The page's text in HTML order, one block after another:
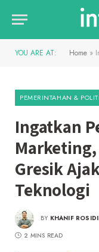
YOU ARE AT: Home »
PEMERINTAHAN &
Ingatkan
Marketing,
Gresik
Teknologi
BY KHANIF
2 MINS READ